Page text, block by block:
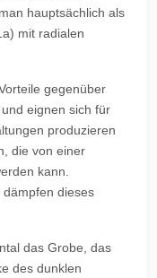
hauptsächlich als
mit radialen
gegenüber
eignen sich für
produzieren
die von einer
kann.
dieses
das Grobe, das
des dunklen